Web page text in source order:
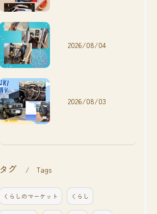
2026/08/04
2026/08/03
タグ Tags
くらしのマーケット くらし